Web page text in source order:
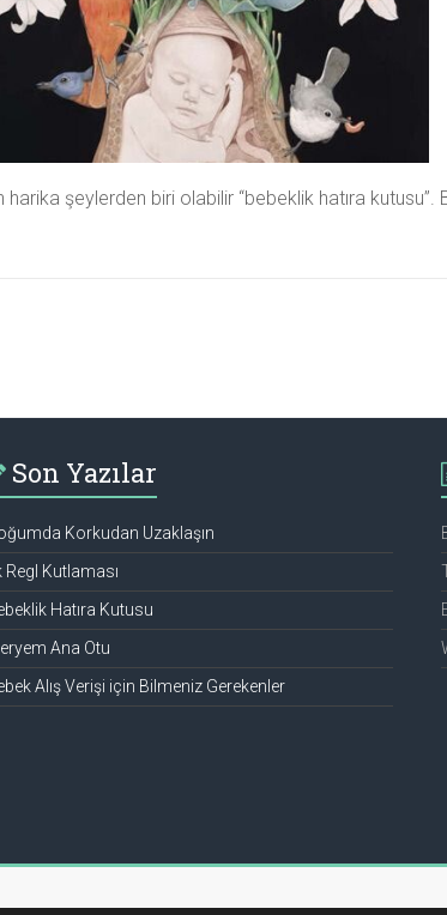
şeylerden biri olabilir “bebeklik hatıra kutusu”.
Son Yazılar
Korkudan Uzaklaşın
Regl Kutlaması
Hatıra Kutusu
Ana Otu
Alış Verişi için Bilmeniz Gerekenler